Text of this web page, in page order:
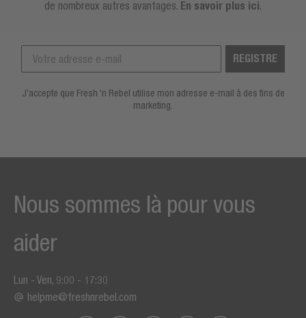
de nombreux autres avantages. En savoir plus ici
REGISTRE
J'accepte que Fresh 'n Rebel utilise mon adresse e-mail à des fins de
marketing.
Nous sommes là pour vous
aider
Lun - Ven, 9:00 - 17:30
helpme@freshnrebel.com